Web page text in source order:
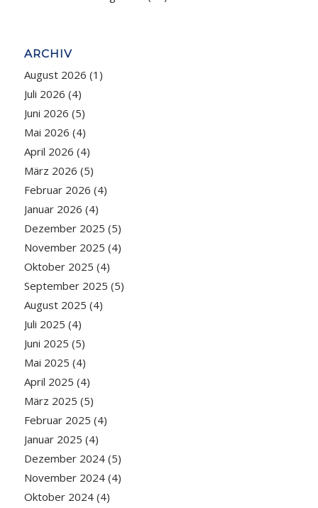
ARCHIV
August 2026 (1)
Juli 2026 (4)
Juni 2026 (5)
Mai 2026 (4)
April 2026 (4)
März 2026 (5)
Februar 2026 (4)
Januar 2026 (4)
Dezember 2025 (5)
November 2025 (4)
Oktober 2025 (4)
September 2025 (5)
August 2025 (4)
Juli 2025 (4)
Juni 2025 (5)
Mai 2025 (4)
April 2025 (4)
März 2025 (5)
Februar 2025 (4)
Januar 2025 (4)
Dezember 2024(5)
November 2024(4)
Oktober 2024(4)